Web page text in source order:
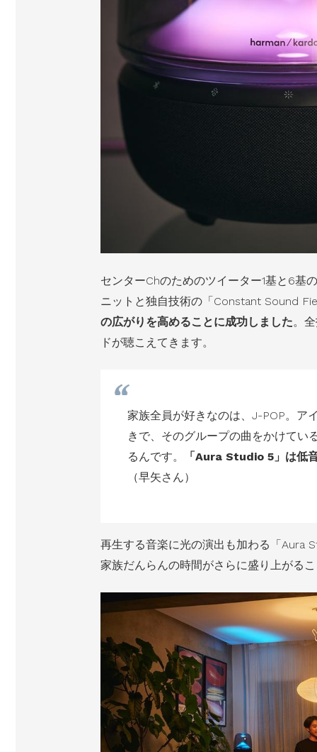
センターChのためのツイーター1基と6基
ニットと独自技術の「Constant Sound
の広がりを高めることに成功しました。
ドが聴こえてきます。
家族全員が好きなのは、J-POP。ア
きで、そのグループの曲をかけてい
るんです。
「Aura Studio 5」は低
（早矢さん）
再生する音楽に光の演出も加わる「Aura
家族だんらんの時間がさらに盛り上がる